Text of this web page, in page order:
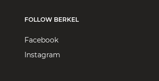
FOLLOW BERKEL
Facebook
Instagram